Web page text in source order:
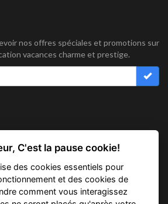
nos offres spéciales et promotions sur
vacances charme et prestige.
C'est la pause cookie!
des cookies essentiels pour
et des cookies de
comment vous interagissez